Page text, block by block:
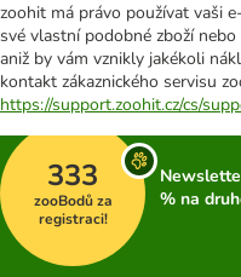
zoohit má právo používat vaši
své vlastní podobné zboží
aniž by vám vznikly jakékoli
kontakt zákaznického servisu
https://support.zoohit.cz/cs/
333
zooBodů za
registraci!
% na